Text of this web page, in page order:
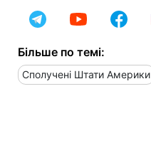
Більше по темі:
Сполучені Штати Америки